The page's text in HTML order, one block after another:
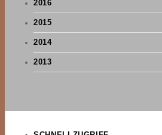
2016
2015
2014
2013